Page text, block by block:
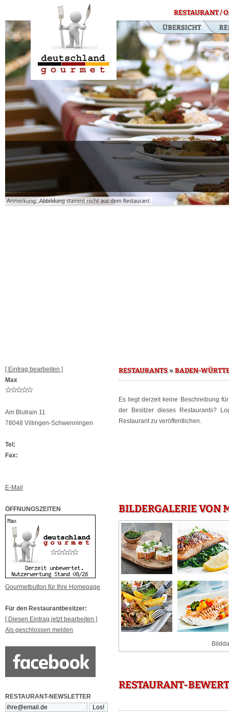
RESTAURANT /
[ Eintrag bearbeiten ]
Max
Am Blutrain 11
78048 Villingen-Schwenningen
Tel:
Fax:
E-Mail
ÖFFNUNGSZEITEN
Gourmetbutton für Ihre Homepage
Für den Restaurantbesitzer:
[ Diesen Eintrag jetzt bearbeiten ]
Als geschlossen melden
RESTAURANT-NEWSLETTER
RESTAURANTS»BADEN-
Es liegt derzeit keine Beschreibung
der Besitzer dieses Restaurants?
Restaurant zu veröffentlichen.
BILDERGALERIE VON
RESTAURANT-